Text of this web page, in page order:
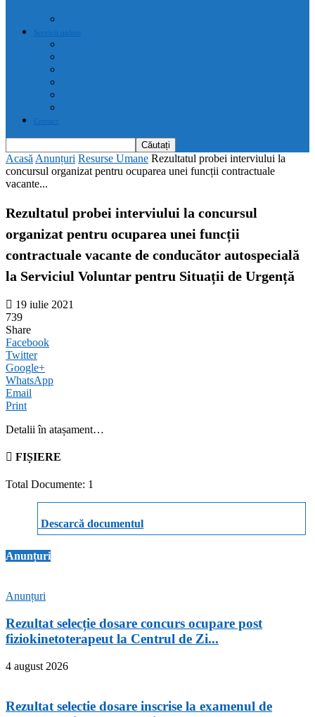
Servicii online
Contact
AcasăAnunțuri Resurse Umane Rezultatul probei interviului la
concursul organizat pentru ocuparea unei funcții contractuale
vacante...
Rezultatul probei interviului la concursul
organizat pentru ocuparea unei funcții
contractuale vacante de conducător autospecială
la Serviciul Voluntar pentru Situații de Urgență
19 iulie 2021
739
Share
Facebook
Twitter
Google+
WhatsApp
Email
Print
Detalii în atașament…
FIȘIERE
Total Documente: 1
Descarcă documentul
Anunțuri
Anunțuri
Rezultat selecție dosare concurs ocupare post
fiziokinetoterapeut la Centrul de Zi...
4 august 2026
Rezultat selectie dosare inscrise la examenul de